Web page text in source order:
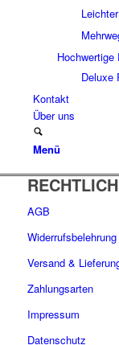
Hochwertige
Deluxe
Kontakt
Über uns
Menü
AGB
Widerrufsbelehrung
Versand &
Zahlungsarten
Impressum
Datenschutz